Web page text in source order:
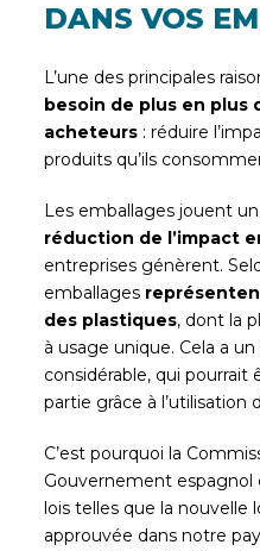
DANS VOS
L’une des principales
besoin de plus en plus
acheteurs : réduire
produits qu’ils
Les emballages jouent
réduction de l’impact
entreprises génèrent.
emballages
des plastiques, dont la
à usage unique. Cela a
considérable, qui
partie grâce à l’utilisation
C’est pourquoi la
Gouvernement
lois telles que la nouvelle
approuvée dans notre